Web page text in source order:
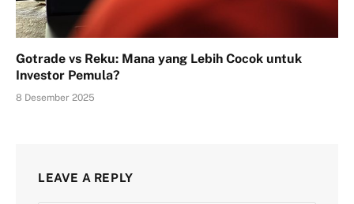
Gotrade vs Reku: Mana yang Lebih Cocok untuk
Investor Pemula?
8 Desember 2025
LEAVE A REPLY